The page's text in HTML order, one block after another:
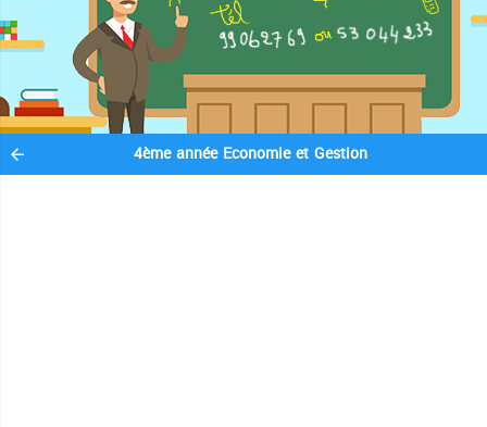
4ème année Economie et Gestion